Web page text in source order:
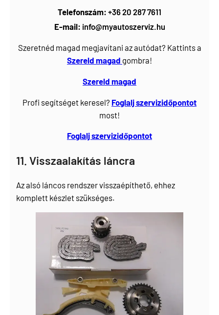
Telefonszám: +36 20 287 7611
E-mail: info@myautoszerviz.hu
Szeretnéd magad megjavítani az autódat? Kattints a
Szereld magad gombra!
Szereld magad
Profi segítséget keresel? Foglaljszervizidőpontot
most!
Foglalj szervizidőpontot
11. Visszaalakítás láncra
Az alsó láncos rendszer visszaépíthető, ehhez
komplett készlet szükséges.